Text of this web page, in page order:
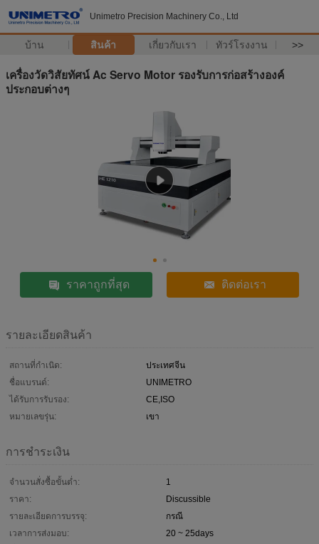
Unimetro Precision Machinery Co., Ltd
บ้าน สินค้า เกี่ยวกับเรา ทัวร์โรงงาน >>
เครื่องวัดวิสัยทัศน์ Ac Servo Motor รองรับการก่อสร้างองค์
ประกอบต่างๆ
ราคาถูกที่สุด ติดต่อเรา
รายละเอียดสินค้า
สถานที่กำเนิด:
ประเทศจีน
ชื่อแบรนด์:
UNIMETRO
ได้รับการรับรอง:
CE,ISO
หมายเลขรุ่น:
เขา
การชำระเงิน
จำนวนสั่งซื้อขั้นต่ำ:
1
ราคา:
Discussible
รายละเอียดการบรรจุ:
กรณี
เวลาการส่งมอบ:
20 ~ 25days